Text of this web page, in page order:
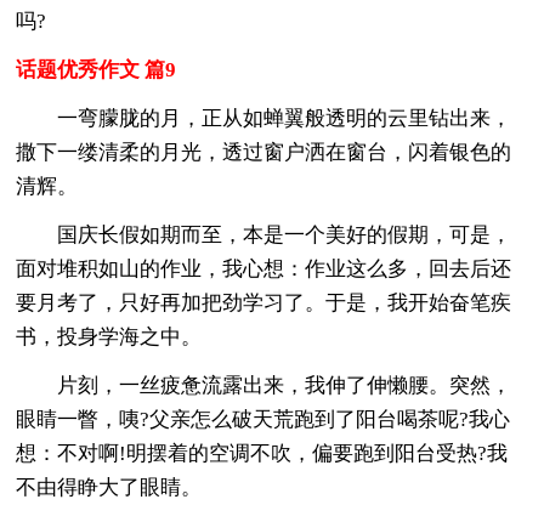
吗?
话题优秀作文 篇9
一弯朦胧的月，正从如蝉翼般透明的云里钻出来，
撒下一缕清柔的月光，透过窗户洒在窗台，闪着银色的
清辉。
国庆长假如期而至，本是一个美好的假期，可是，
面对堆积如山的作业，我心想：作业这么多，回去后还
要月考了，只好再加把劲学习了。于是，我开始奋笔疾
书，投身学海之中。
片刻，一丝疲惫流露出来，我伸了伸懒腰。突然，
眼睛一瞥，咦?父亲怎么破天荒跑到了阳台喝茶呢?我心
想：不对啊!明摆着的空调不吹，偏要跑到阳台受热?我
不由得睁大了眼睛。